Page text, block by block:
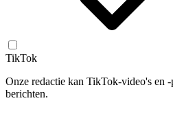
TikTok
Onze redactie kan TikTok-video's en -
berichten.